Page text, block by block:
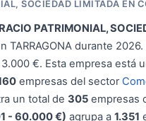
SOCIEDAD LIMITADA EN
PATRIMONIAL,
TARRAGONA durante
€. Esta empresa está
empresas del sector
un total de 305 empresas
- 60.000 €) agrupa a 1.351